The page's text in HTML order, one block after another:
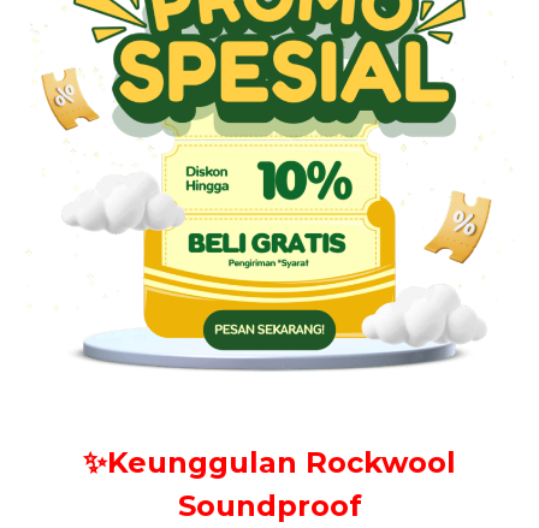
✨Keunggulan Rockwool
Soundproof